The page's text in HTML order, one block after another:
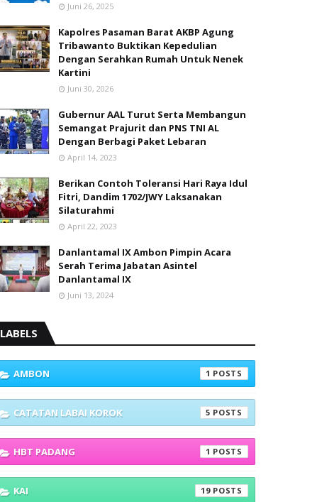
Juni 26, 2025
Kapolres Pasaman Barat AKBP Agung
Tribawanto Buktikan Kepedulian
Dengan Serahkan Rumah Untuk Nenek
Kartini
Juni 30, 2026
Gubernur AAL Turut Serta Membangun
Semangat Prajurit dan PNS TNI AL
Dengan Berbagi Paket Lebaran
April 14, 2023
Berikan Contoh Toleransi Hari Raya Idul
Fitri, Dandim 1702/JWY Laksanakan
Silaturahmi
April 22, 2023
Danlantamal IX Ambon Pimpin Acara
Serah Terima Jabatan Asintel
Danlantamal IX
Juni 13, 2024
LABELS
AMBON 1
CATATAN LABAI KOROK 5
HBT PADANG 1
KAI 19